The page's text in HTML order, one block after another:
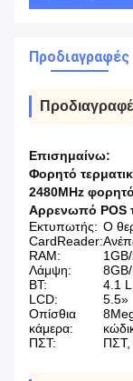
Προδιαγραφές
Επισημαίνω:
Φορητό
2480MHz
Αρρενωπό POS
Εκτυπωτής: Ο
CardReader:
RAM:
Λάμψη:
BT:
4.1
LCD:
5.5»
Οπίσθια
κάμερα:
ΠΣΤ:
ΠΣΤ,